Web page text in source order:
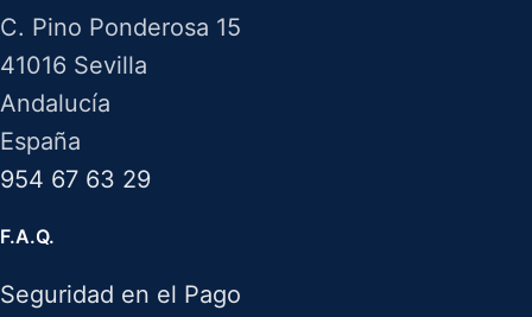
C. Pino Ponderosa 15
41016 Sevilla
Andalucía
España
954 67 63 29
F.A.Q.
Seguridad en el Pago